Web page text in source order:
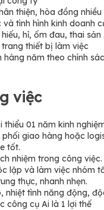
thiện, hòa đồng
và tình hình kinh doanh
hỉ, ốm đau, thai sản
thiết bị làm việc
năm theo chính
việc
thiểu 01 năm kinh
giao hàng hoặc
tốt.
nhiệm trong công việc.
lập và làm việc nhóm
thực, nhanh nhẹn.
nhiệt tình năng động,
công cụ Ai là 1 lợi thế